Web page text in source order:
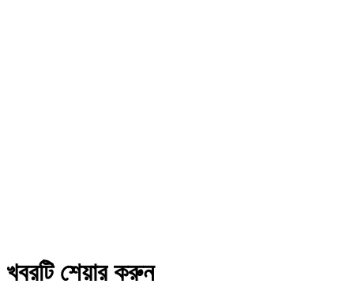
খবরটি শেয়ার করুন